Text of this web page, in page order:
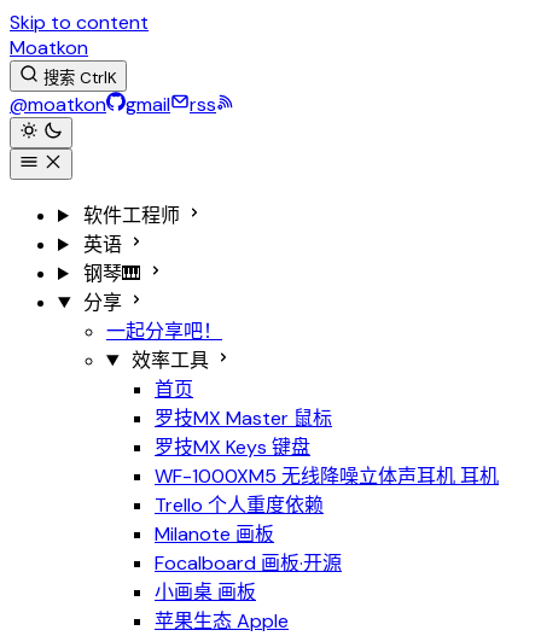
Skip to content
Moatkon
搜索 CtrlK
@moatkon gmail rss
软件工程师
英语
钢琴🎹
分享
一起分享吧！
效率工具
首页
罗技MX Master 鼠标
罗技MX Keys 键盘
WF-1000XM5 无线降噪立体声耳机耳机
Trello 个人重度依赖
Milanote 画板
Focalboard 画板·开源
小画桌 画板
苹果生态Apple